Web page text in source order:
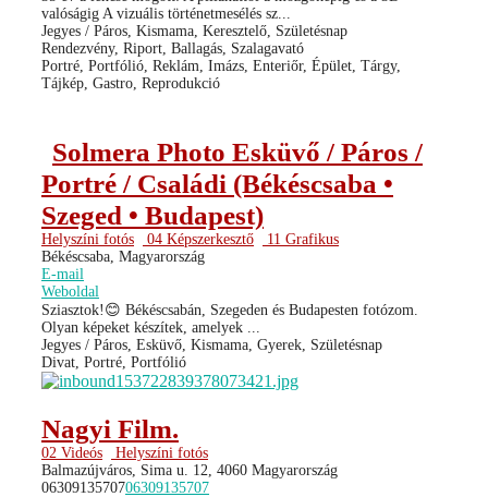
valóságig A vizuális történetmesélés sz...
Jegyes / Páros, Kismama, Keresztelő, Születésnap
Rendezvény, Riport, Ballagás, Szalagavató
Portré, Portfólió, Reklám, Imázs, Enteriőr, Épület, Tárgy,
Tájkép, Gastro, Reprodukció
Solmera Photo Esküvő / Páros /
Portré / Családi (Békéscsaba •
Szeged • Budapest)
Helyszíni fotós 04 Képszerkesztő
11 Grafikus
Békéscsaba, Magyarország
E-mail
Weboldal
Sziasztok!😊 Békéscsabán, Szegeden és Budapesten fotózom.
Olyan képeket készítek, amelyek ...
Jegyes / Páros, Esküvő, Kismama, Gyerek, Születésnap
Divat, Portré, Portfólió
Nagyi Film.
02 Videós
Helyszíni fotós
Balmazújváros, Sima u. 12, 4060 Magyarország
0630913570706309135707